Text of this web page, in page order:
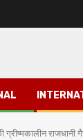
ग्रीष्मकालीन